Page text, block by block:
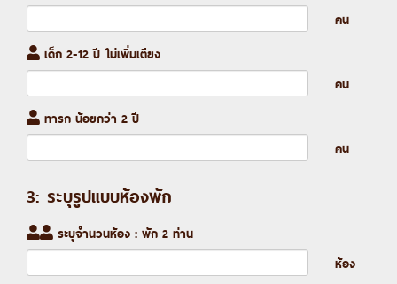
คน
เด็ก 2-12 ปี ไม่เพิ่มเตียง
คน
ทารก น้อยกว่า 2 ปี
คน
3: ระบุรูปแบบห้องพัก
ระบุจำนวนห้อง : พัก 2 ท่าน
ห้อง